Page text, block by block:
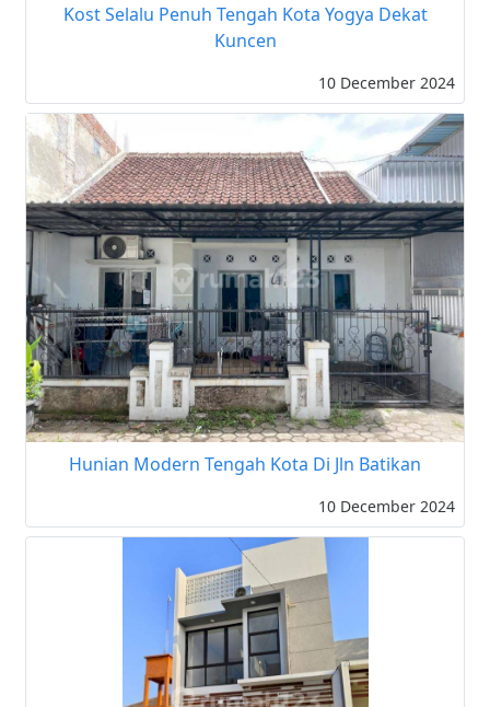
Kost Selalu Penuh Tengah Kota Yogya Dekat
Kuncen
10 December 2024
Hunian Modern Tengah Kota Di Jln Batikan
10 December 2024